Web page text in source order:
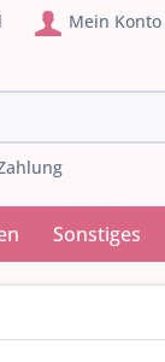
Mein Konto
Sonstiges